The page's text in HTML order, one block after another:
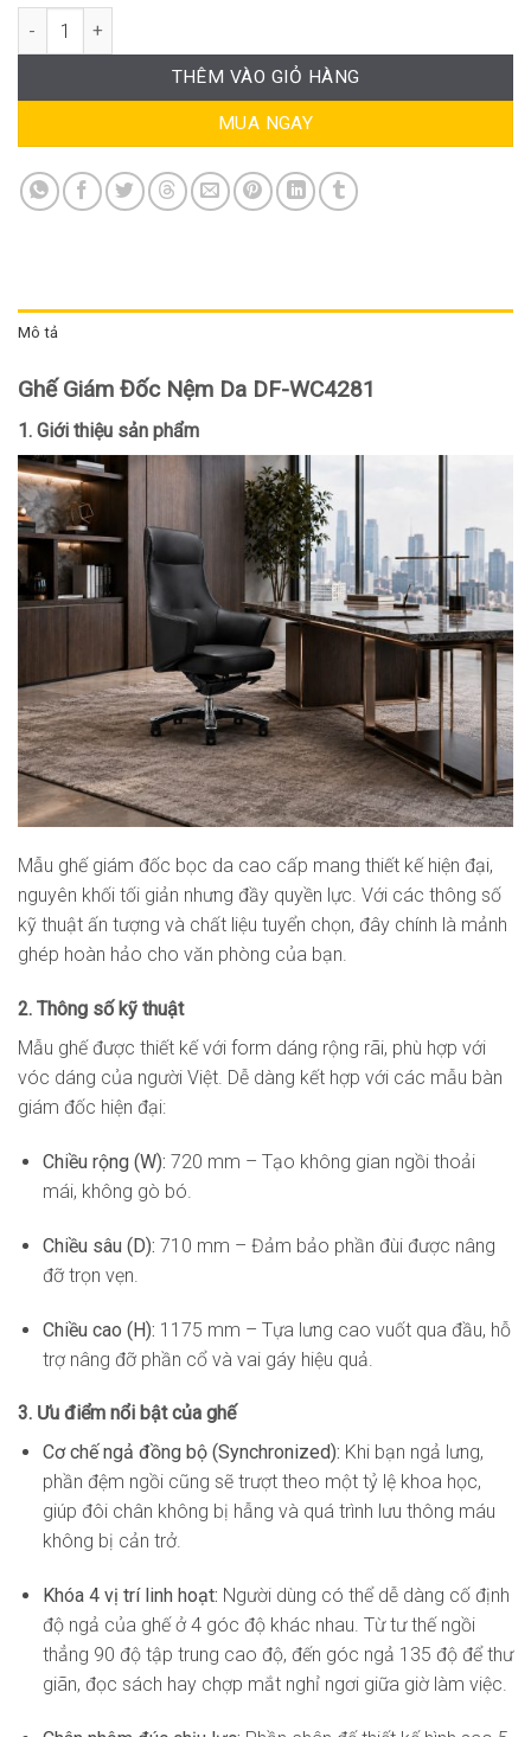
Ghế Giám Đốc Nệm Da DF-WC4281 số lượng
THÊM VÀO GIỎ HÀNG
MUA NGAY
Mô tả
Ghế Giám Đốc Nệm Da DF-WC4281
1. Giới thiệu sản phẩm
Mẫu ghế giám đốc bọc da cao cấp mang thiết kế hiện đại,
nguyên khối tối giản nhưng đầy quyền lực. Với các thông số
kỹ thuật ấn tượng và chất liệu tuyển chọn, đây chính là mảnh
ghép hoàn hảo cho văn phòng của bạn.
2. Thông số kỹ thuật
Mẫu ghế được thiết kế với form dáng rộng rãi, phù hợp với
vóc dáng của người Việt. Dễ dàng kết hợp với các mẫu bàn
giám đốc hiện đại:
Chiều rộng (W): 720 mm – Tạo không gian ngồi thoải
mái, không gò bó.
Chiều sâu (D): 710 mm – Đảm bảo phần đùi được nâng
đỡ trọn vẹn.
Chiều cao (H): 1175 mm – Tựa lưng cao vuốt qua đầu, hỗ
trợ nâng đỡ phần cổ và vai gáy hiệu quả.
3. Ưu điểm nổi bật của ghế
Cơ chế ngả đồng bộ (Synchronized): Khi bạn ngả lưng,
phần đệm ngồi cũng sẽ trượt theo một tỷ lệ khoa học,
giúp đôi chân không bị hẫng và quá trình lưu thông máu
không bị cản trở.
Khóa 4 vị trí linh hoạt: Người dùng có thể dễ dàng cố định
độ ngả của ghế ở 4 góc độ khác nhau. Từ tư thế ngồi
thẳng 90 độ tập trung cao độ, đến góc ngả 135 độ để thư
giãn, đọc sách hay chợp mắt nghỉ ngơi giữa giờ làm việc.